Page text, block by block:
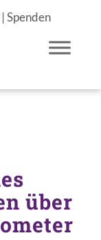
|Spenden
über